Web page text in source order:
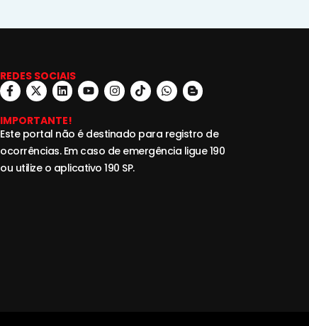
REDES SOCIAIS
IMPORTANTE!
Este portal não é destinado para registro de
ocorrências. Em caso de emergência ligue 190
ou utilize o aplicativo 190 SP.